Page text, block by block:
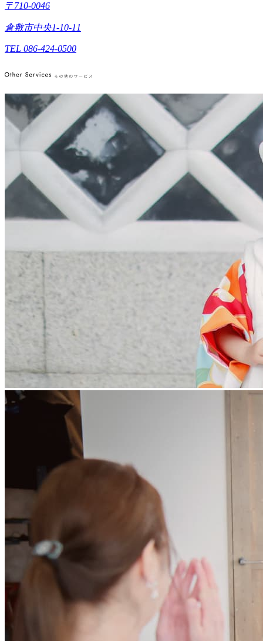
〒710-0046
倉敷市中央1-10-11
TEL 086-424-0500